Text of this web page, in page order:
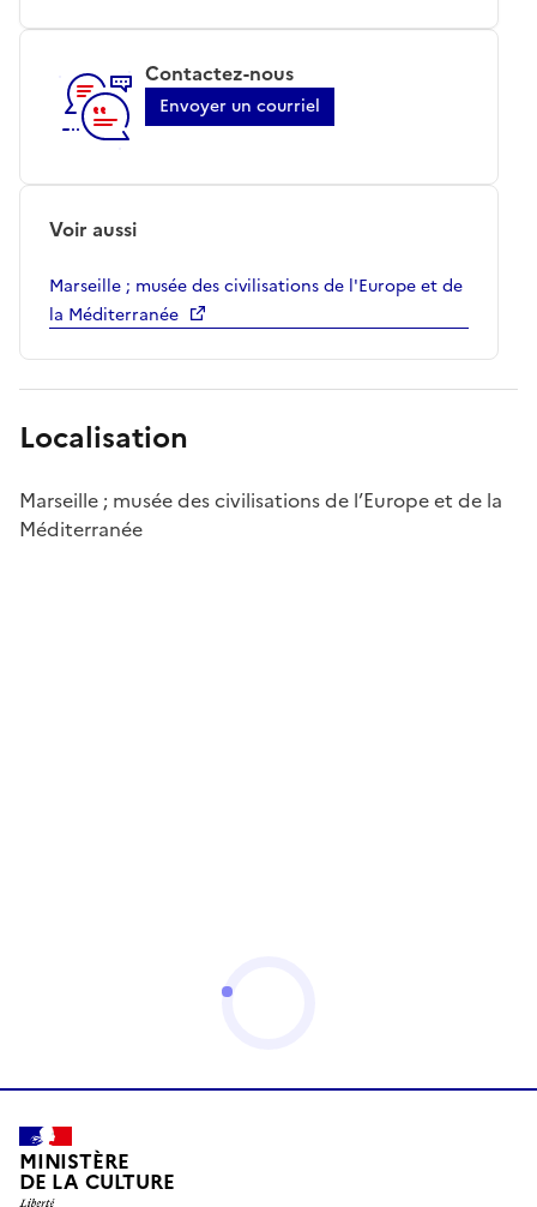
Contactez-nous
Envoyer un courriel
Voir aussi
Marseille ; musée des civilisations de l'Europe et de
la Méditerranée
Localisation
Marseille ; musée des civilisations de l’Europe et de la
Méditerranée
MINISTÈRE
DE LA CULTURE